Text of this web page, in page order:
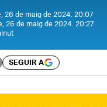
26 de maig de 2024. 20:07
26 de maig de 2024. 20:27
SEGUIR A